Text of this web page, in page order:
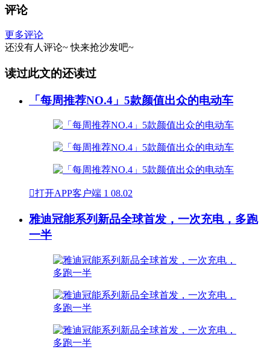
评论
更多评论
还没有人评论~ 快来抢沙发吧~
读过此文的还读过
「每周推荐NO.4」5款颜值出众的电动车
打开APP客户端 1 08.02
雅迪冠能系列新品全球首发，一次充电，多跑
一半